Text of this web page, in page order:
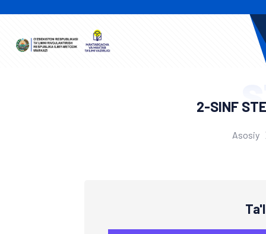
2-SINF
Asosiy